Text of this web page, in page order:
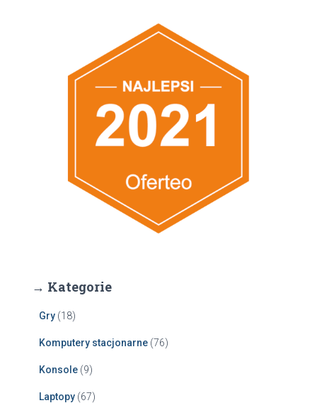
→ Kategorie
Gry (18)
Komputery stacjonarne (76)
Konsole (9)
Laptopy (67)